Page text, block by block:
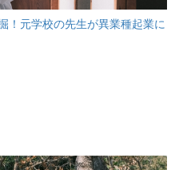
！元学校の先生が異業種起業に